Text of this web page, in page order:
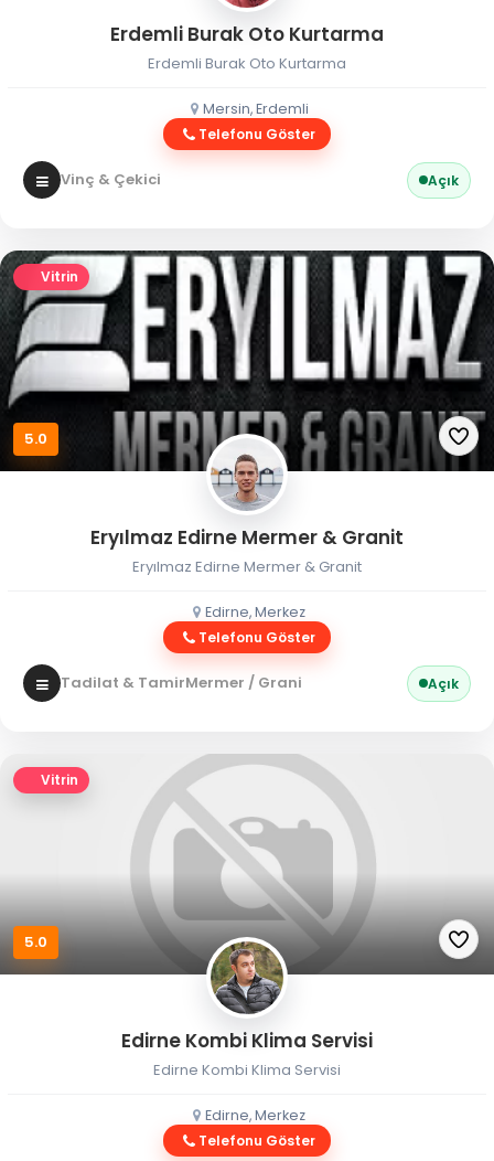
Erdemli Burak Oto Kurtarma
Erdemli Burak Oto Kurtarma
Mersin, Erdemli
Telefonu Göster
Vinç & Çekici Açık
Vitrin
5.0
Eryılmaz Edirne Mermer & Granit
Eryılmaz Edirne Mermer & Granit
Edirne, Merkez
Telefonu Göster
Tadilat & TamirMermer / Granit Açık
Vitrin
5.0
Edirne Kombi Klima Servisi
Edirne Kombi Klima Servisi
Edirne, Merkez
Telefonu Göster